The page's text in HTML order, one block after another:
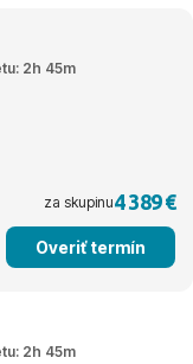
2h 45m
za skupinu4 389 €
Overiť termín
2h 45m